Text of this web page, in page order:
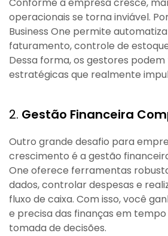
Conforme a empresa cresce,
operacionais se torna inviável. Por
Business One permite
faturamento, controle de
Dessa forma, os gestores
estratégicas que realmente
2. Gestão Financeira
Outro grande desafio para
crescimento é a gestão
One oferece ferramentas
dados, controlar despesas e
fluxo de caixa. Com isso, você
e precisa das finanças em
tomada de decisões.